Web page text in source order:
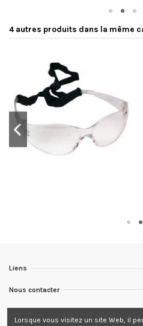
4 autres produits dans la même
Liens
Nous contacter
Lorsque vous visitez un site Web, il